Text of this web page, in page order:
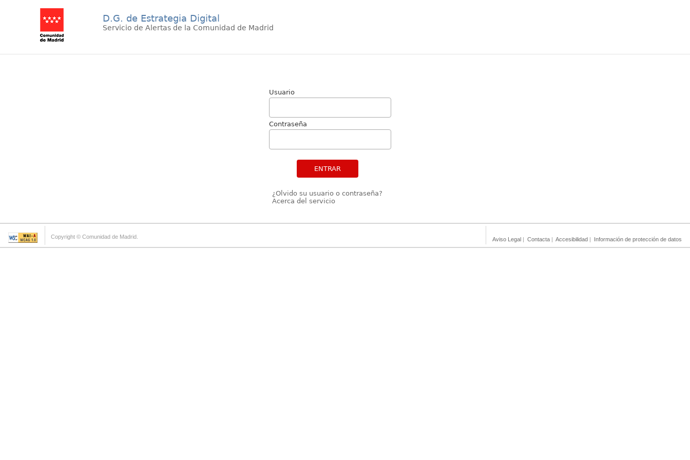
D.G. de Estrategia Digital
Servicio de Alertas de la Comunidad de Madrid
Usuario
Contraseña
ENTRAR
¿Olvido su usuario o contraseña?
Acerca del servicio
Copyright © Comunidad de Madrid. Aviso Legal | Contacta | Accesibilidad | Información de protección de datos